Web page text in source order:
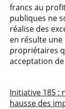
francs au
publiques ne
réalise des
en résulte
propriétaires
acceptation de
Initiative 185 :
hausse des